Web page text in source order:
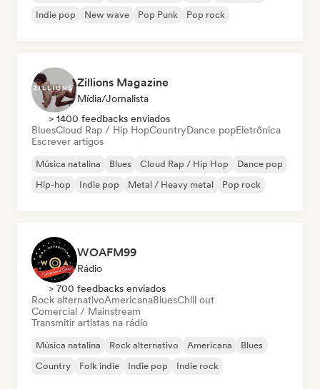
Indie pop
New wave Pop Punk Pop rock
Zillions Magazine
Mídia/Jornalista
> 1400 feedbacks enviados
BluesCloud Rap / Hip HopCountryDance popEletrônica
Escrever artigos
Música natalina Blues Cloud Rap / Hip Hop
Dance pop
Hip-hop
Indie pop Metal / Heavy metal Pop rock
WOAFM99
Rádio
> 700 feedbacks enviados
Rock alternativoAmericanaBluesChill out
Comercial / Mainstream
Transmitir artistas na rádio
Música natalina Rock alternativo Americana
Blues
Country
Folk indie Indie pop Indie rock